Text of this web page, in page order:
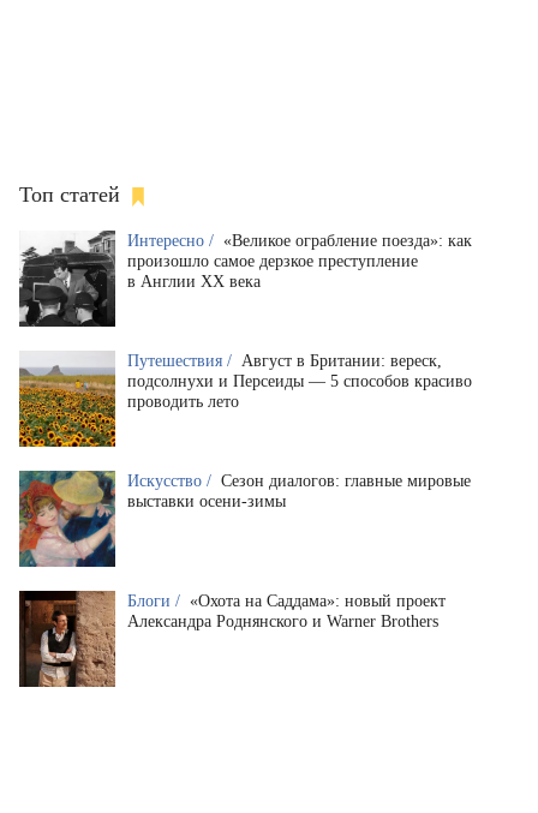
Топ статей
Интересно / «Великое ограбление поезда»: как
произошло самое дерзкое преступление
в Англии XX века
Путешествия / Август в Британии: вереск,
подсолнухи и Персеиды — 5 способов красиво
проводить лето
Искусство / Сезон диалогов: главные мировые
выставки осени-зимы
Блоги / «Охота на Саддама»: новый проект
Александра Роднянского и Warner Brothers